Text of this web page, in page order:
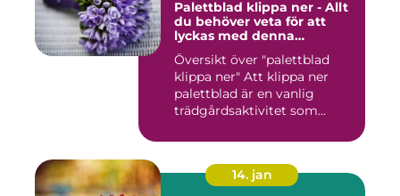
Palettblad klippa ner - Allt
du behöver veta för att
lyckas med denna
populära trädgårdsaktivitet
Översikt över "palettblad
klippa ner" Att klippa ner
palettblad är en vanlig
trädgårdsaktivitet som...
14. jan